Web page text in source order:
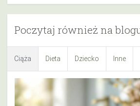
Poczytaj również na
Ciąża Dieta Dziecko Inne